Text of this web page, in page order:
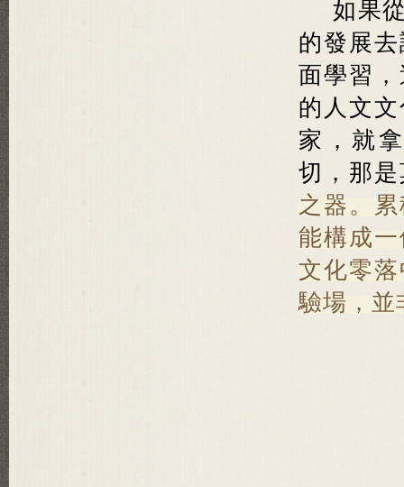
如果
的發展
面學習
的人文
家，就
切，那
之器。
能構成
文化零
驗場，並